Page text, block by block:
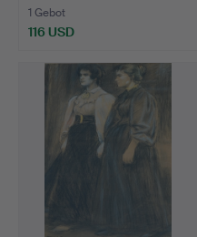
1 Gebot
116 USD